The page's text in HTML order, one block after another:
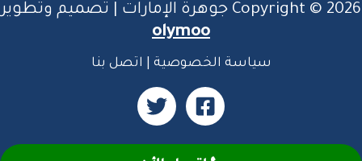
Copyright © 2026 جوهرة الإمارات | تصميم وتطوير
olymoo
سياسة الخصوصية اتصل بنا